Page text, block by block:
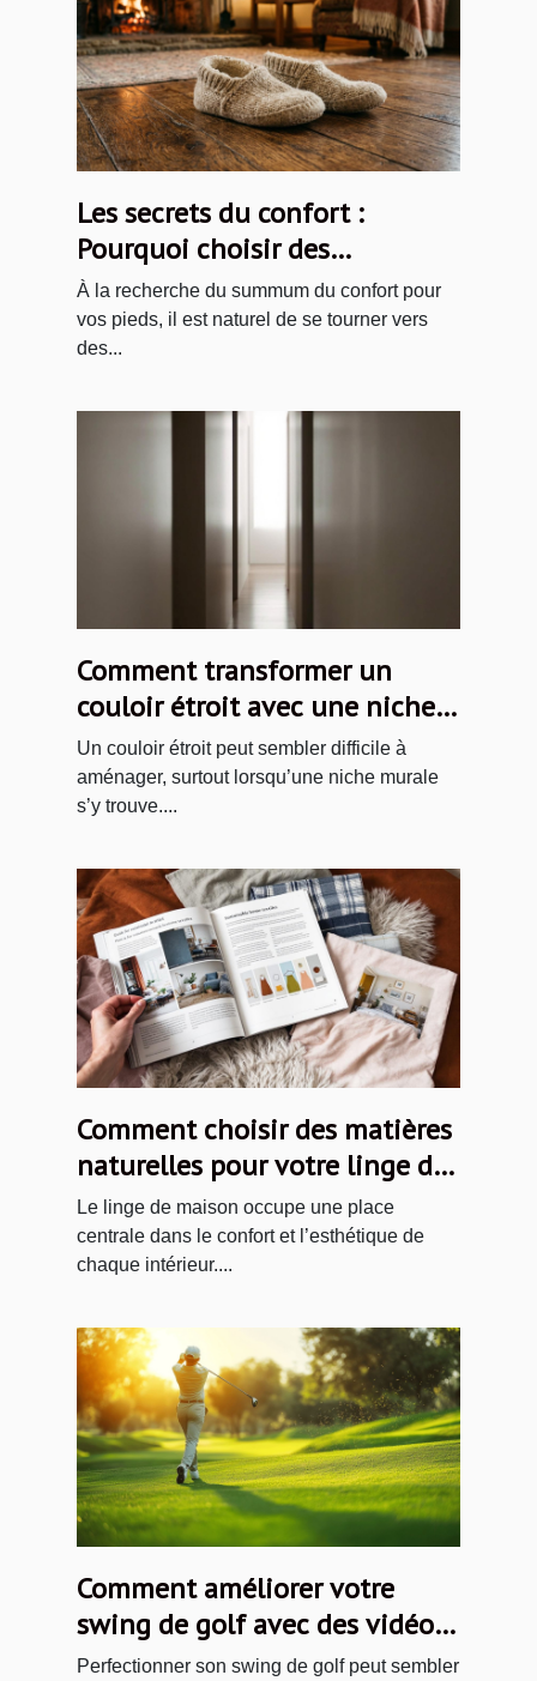
Les secrets du confort :
Pourquoi choisir des
chaussons en laine ?
À la recherche du summum du confort pour
vos pieds, il est naturel de se tourner vers
des...
Comment transformer un
couloir étroit avec une niche
murale ?
Un couloir étroit peut sembler difficile à
aménager, surtout lorsqu’une niche murale
s’y trouve....
Comment choisir des matières
naturelles pour votre linge de
maison ?
Le linge de maison occupe une place
centrale dans le confort et l’esthétique de
chaque intérieur....
Comment améliorer votre
swing de golf avec des vidéos
en ligne
Perfectionner son swing de golf peut sembler